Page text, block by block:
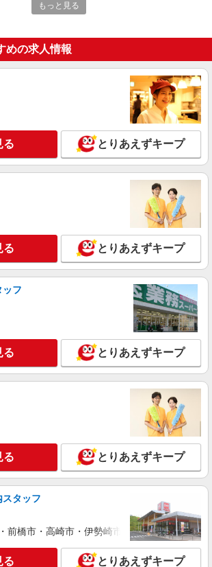
食品スーパースタッフ（鮮魚、鮮魚鮨）
時給：1425円（鮮魚・鮮魚鮨） ※曜日・時間
・曜日の項目をご確認ください。
詳細を見る
もっと見る
めの求人情報
る とりあえずキープ
る とりあえずキープ
ッフ
る とりあえずキープ
る とりあえずキープ
タッフ
前橋市・高崎市・伊勢崎市・太田市・館林市
る とりあえずキープ